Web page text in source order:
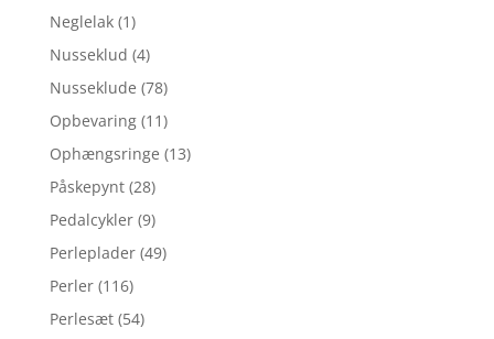
Neglelak (1)
Nusseklud (4)
Nusseklude (78)
Opbevaring (11)
Ophængsringe (13)
Påskepynt (28)
Pedalcykler (9)
Perleplader (49)
Perler (116)
Perlesæt (54)